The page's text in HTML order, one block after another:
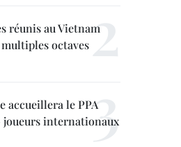
réunis au Vietnam
octaves
le PPA
joueurs internationaux